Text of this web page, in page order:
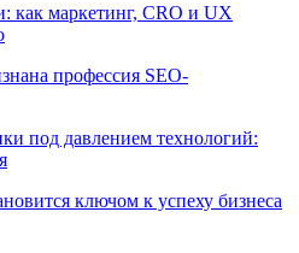
как маркетинг, CRO и UX
профессия SEO-
под давлением технологий:
ключом к успеху бизнеса